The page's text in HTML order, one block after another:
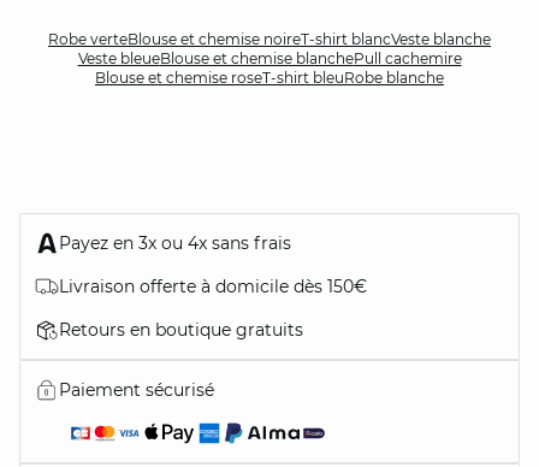
Robe verteBlouse et chemise noireT-shirt blancVeste blanche
Veste bleueBlouse et chemise blanchePull cachemire
Blouse et chemise roseT-shirt bleuRobe blanche
Payez en 3x ou 4x sans frais
Livraison offerte à domicile dès 150€
Retours en boutique gratuits
Paiement sécurisé